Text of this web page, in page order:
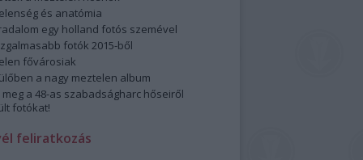
és anatómia
egy holland fotós szemével
fotók 2015-ből
fővárosiak
a nagy meztelen album
meg a 48-as szabadságharc hőseiről
fotókat!
feliratkozás